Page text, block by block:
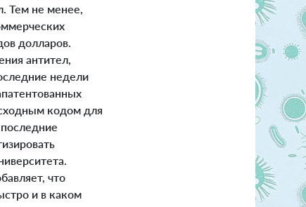
Тем не менее,
долларов.
антител,
недели
кодом для
что
и в каком